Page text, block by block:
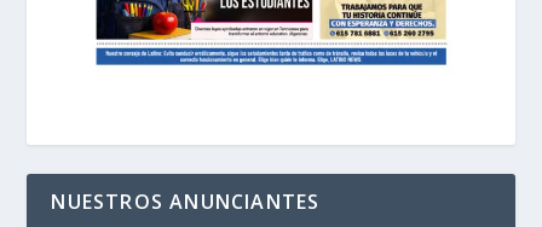
NUESTROS ANUNCIANTES